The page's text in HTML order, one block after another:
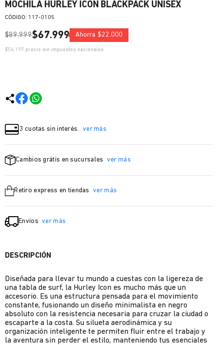
MOCHILA HURLEY ICON BLACKPACK UNISEX
: 117-0105
$89.999$67.999 Ahorra $22.000
$56.197 precio sin impuestos nacionales
3 cuotas sin interés. ver más
Cambios grátis en sucursales ver más
Retiro express en tiendas ver más
Envíos ver más
DESCRIPCIÓN
Diseñada para llevar tu mundo a cuestas con la ligereza de
una tabla de surf, la Hurley Icon es mucho más que un
accesorio. Es una estructura pensada para el movimiento
constante, fusionando un diseño minimalista en negro
absoluto con la resistencia necesaria para cruzar la ciudad o
escaparte a la costa. Su silueta aerodinámica y su
organización inteligente te permiten fluir entre el trabajo y
la aventura sin perder el estilo, manteniendo tus esenciales